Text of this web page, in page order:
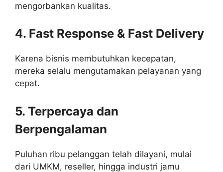
mengorbankan kualitas.
4. Fast Response & Fast Delivery
Karena bisnis membutuhkan kecepatan,
mereka selalu mengutamakan pelayanan yang
cepat.
5. Terpercaya dan
Berpengalaman
Puluhan ribu pelanggan telah dilayani, mulai
dari UMKM, reseller, hingga industri jamu